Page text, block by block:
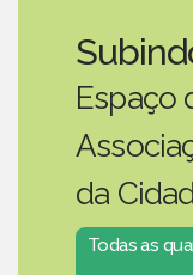
Espaço
da
Todas as